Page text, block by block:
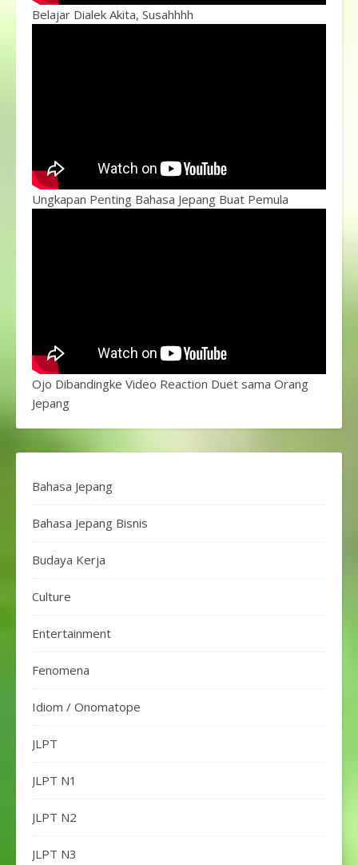
Belajar Dialek Akita, Susahhhh
Ungkapan Penting Bahasa Jepang Buat Pemula
Ojo Dibandingke Video Reaction Duet sama Orang
Jepang
Bahasa Jepang
Bahasa Jepang Bisnis
Budaya Kerja
Culture
Entertainment
Fenomena
Idiom / Onomatope
JLPT
JLPT N1
JLPT N2
JLPT N3